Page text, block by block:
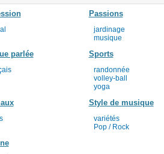
Passions
jardinage
musique
parlée Sports
randonnée
volley-ball
yoga
Style de musique
variétés
Pop / Rock